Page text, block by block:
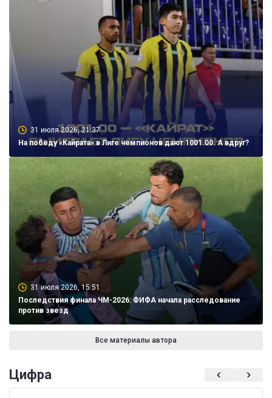
31 июля 2026, 21:37
На победу «Кайрата» в Лиге чемпионов дают 1001.00. А вдруг?
31 июля 2026, 15:51
Последствия финала ЧМ-2026: ФИФА начала расследование
против звезд
Все материалы автора
Цифра